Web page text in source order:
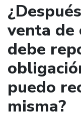
venta de
debe
puedo
misma?